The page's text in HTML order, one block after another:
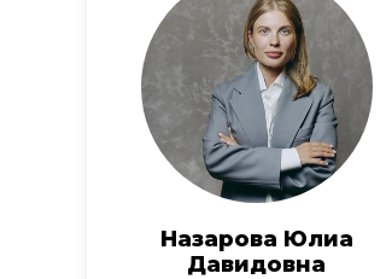
Назарова Юлиа
Давидовна